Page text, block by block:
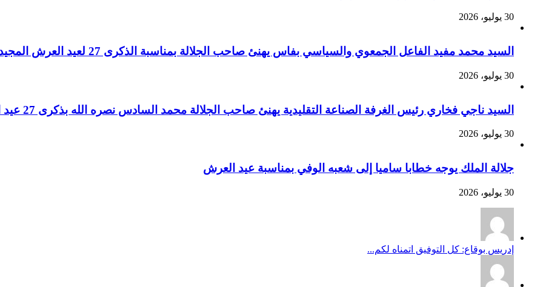
30 يوليو، 2026
السيد محمد مفيد الفاعل الجمعوي والسياسي بفاس يهنئ صاحب الجلالة بمناسبة الذكرى 27 لعيد العرش المجيد
30 يوليو، 2026
السيد ناجي فخاري رئيس الغرفة الصناعة التقليدية يهنئ صاحب الجلالة محمد السادس نصره الله بذكرى 27 عيد العرش المجيد
30 يوليو، 2026
جلالة الملك يوجه خطابا ساميا إلى شعبه الوفي بمناسبة عيد العرش
30 يوليو، 2026
إدريس بوقاع: كل التوفيق اتمناه لكم...